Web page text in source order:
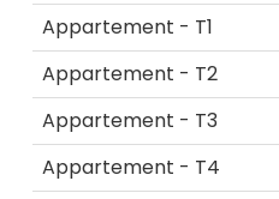
Appartement - T1
Appartement - T2
Appartement - T3
Appartement - T4